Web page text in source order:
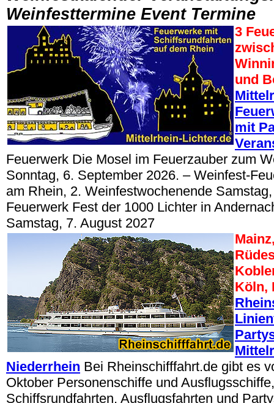
Weinfesttermine Event Termine
3
und
mit
Feuerwerk Die Mosel im Feuerzauber zum
Sonntag, 6. September 2026. – Weinfest-
am Rhein, 2. Weinfestwochenende
Feuerwerk Fest der 1000 Lichter in
Samstag, 7. August 2027
Köln,
Niederrhein Bei Rheinschifffahrt.de gibt es
Oktober Personenschiffe und
Schiffsrundfahrten, Ausflugsfahrten und